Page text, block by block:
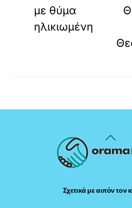
με θύμα
ηλικιωμένη
Back
To
Σχετικά με αυτόν τον